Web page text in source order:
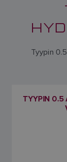
Tyypin
TYYPIN 0.5